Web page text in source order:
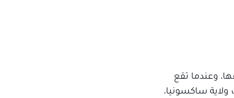
وعندما تقع
ساكسونيا،